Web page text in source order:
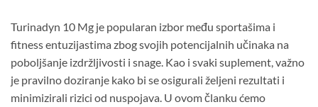
Turinadyn 10 Mg je popularan izbor među sportašima i
fitness entuzijastima zbog svojih potencijalnih učinaka na
poboljšanje izdržljivosti i snage. Kao i svaki suplement, važno
je pravilno doziranje kako bi se osigurali željeni rezultati i
minimizirali rizici od nuspojava. U ovom članku ćemo